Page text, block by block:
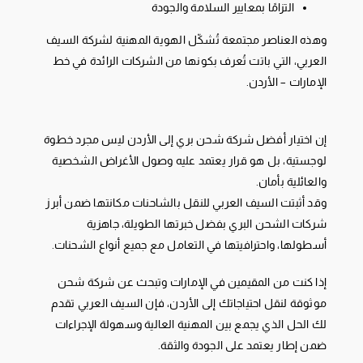
التزامًا بمعايير السلامة والجودة
وهذه العناصر مجتمعة تُشكّل الهوية المهنية لشركة السيف
العربي، التي باتت تُعرف بكونها من الشركات الرائدة في خط
الإمارات – الأردن.
إن اختيار أفضل شركة شحن بري إلى الأردن ليس مجرد خطوة
لوجستية، بل هو قرار يعتمد عليه وصول الأغراض الشخصية
والعائلية بأمان.
وقد أثبتت السيف العربي للنقل بالشاحنات مكانتها ضمن أبرز
شركات الشحن البري بفضل خبرتها الطويلة، جاهزية
أسطولها، واحترافيتها في التعامل مع جميع أنواع الشحنات.
إذا كنت من المقيمين في الإمارات وتبحث عن شركة شحن
موثوقة لنقل احتياجاتك إلى الأردن، فإن السيف العربي تقدم
لك الحل الذي يجمع بين المهنية العالية وسهولة الإجراءات
ضمن إطار يعتمد على الجودة والثقة.